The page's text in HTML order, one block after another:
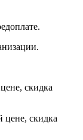
скидка
цене, скидка